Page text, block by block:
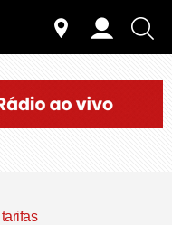
tarifas